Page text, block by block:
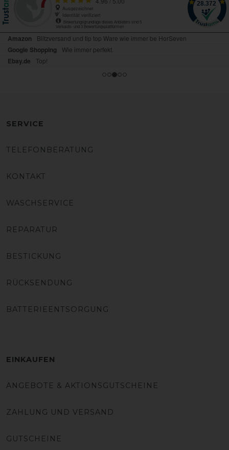
SERVICE
TELEFONBERATUNG
KONTAKT
WASCHSERVICE
REPARATUR
BESTICKUNG
RÜCKSENDUNG
BATTERIEENTSORGUNG
EINKAUFEN
ANGEBOTE & AKTIONSGUTSCHEINE
ZAHLUNG UND VERSAND
GUTSCHEINE